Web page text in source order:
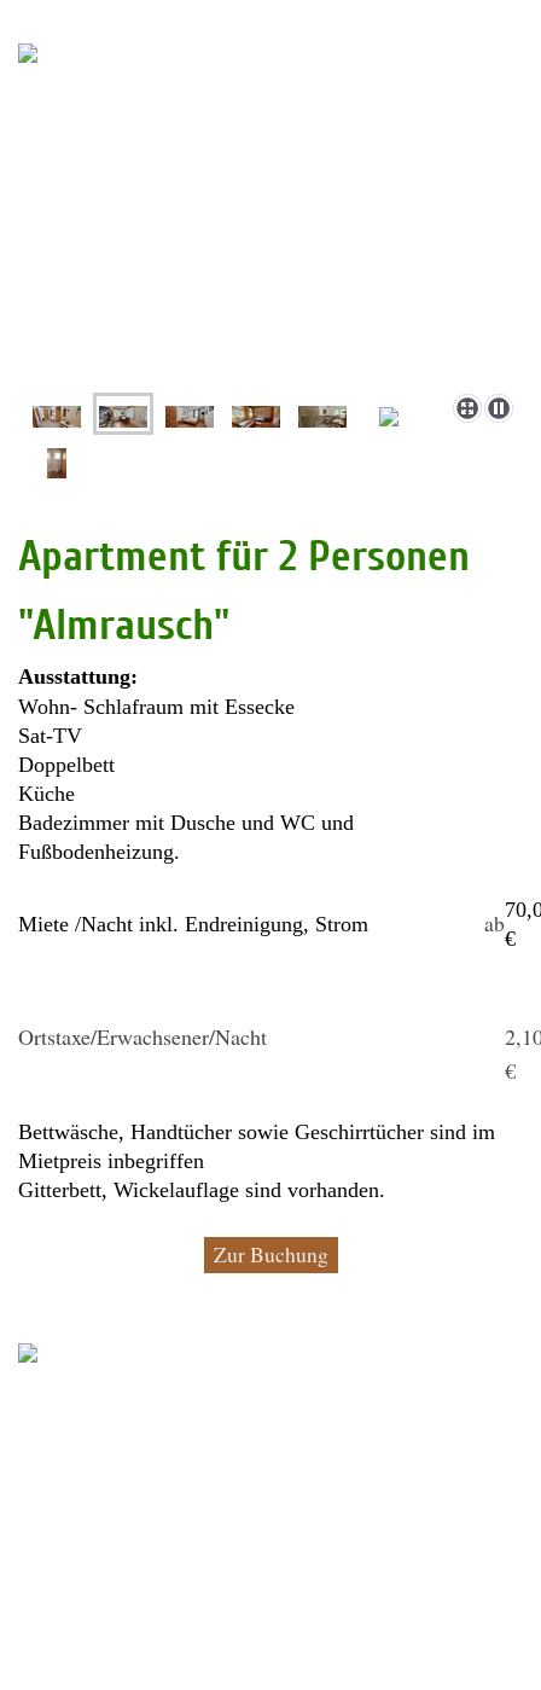
Apartment für 2 Personen
"Almrausch"
Ausstattung:
Wohn- Schlafraum mit Essecke
Sat-TV
Doppelbett
Küche
Badezimmer mit Dusche und WC und
Fußbodenheizung.
Miete /Nacht inkl. Endreinigung, Strom ab
€
Ortstaxe/Erwachsener/Nacht
€
Bettwäsche, Handtücher sowie Geschirrtücher sind im
Mietpreis inbegriffen
Gitterbett, Wickelauflage sind vorhanden.
Zur Buchung